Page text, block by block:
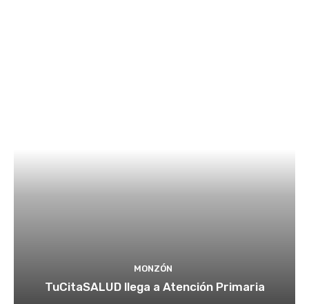
MONZÓN
TuCitaSALUD llega a Atención Primaria